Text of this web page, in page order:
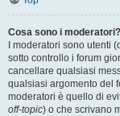
Cosa sono i moderatori?
I moderatori sono utenti
sotto controllo i forum
cancellare qualsiasi
qualsiasi argomento del
moderatori è quello di
off-topic) o che scrivano